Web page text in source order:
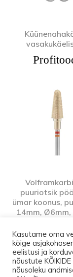
puuriotsik
ümar koonus,
14mm, Ø6mm,
Kasutame oma
kõige
eelistusi ja
nõustute
nõusoleku